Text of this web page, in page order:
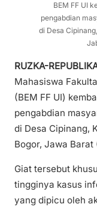
BEM FF UI
pengabdian
di Desa
RUZKA-
Mahasiswa
(BEM FF UI)
pengabdian
di Desa Cipinang,
Bogor, Jawa Barat
Giat tersebut
tingginya kasus
yang dipicu oleh